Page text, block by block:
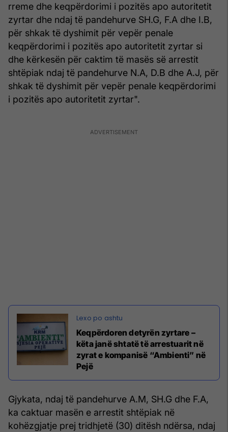
rreme dhe keqpërdorimi i pozitës apo autoritetit
zyrtar dhe ndaj të pandehurve SH.G, F.A dhe I.B,
për shkak të dyshimit për vepër penale
keqpërdorimi i pozitës apo autoritetit zyrtar si
dhe kërkesën për caktim të masës së arrestit
shtëpiak ndaj të pandehurve N.A, D.B dhe A.J, për
shkak të dyshimit për vepër penale keqpërdorimi
i pozitës apo autoritetit zyrtar".
Keqpërdoren detyrën zyrtare –
këta janë shtatë të arrestuarit në
zyrat e kompanisë “Ambienti” në
Pejë
Gjykata, ndaj të pandehurve A.M, SH.G dhe F.A,
ka caktuar masën e arrestit shtëpiak në
kohëzgjatje prej tridhjetë (30) ditësh ndërsa, ndaj